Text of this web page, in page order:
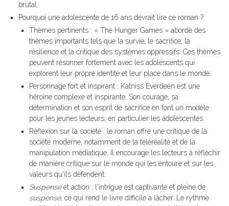
brutal.
Pourquoi une adolescente de 16 ans devrait lire ce roman ?
Thèmes pertinents : « The Hunger Games » aborde des
thèmes importants tels que la survie, le sacrifice, la
résilience et la critique des systèmes oppressifs. Ces thèmes
peuvent résonner fortement avec les adolescents qui
explorent leur propre identité et leur place dans le monde.
Personnage fort et inspirant : Katniss Everdeen est une
héroïne complexe et inspirante. Son courage, sa
détermination et son esprit de sacrifice en font un modèle
pour les jeunes lecteurs, en particulier les adolescentes.
Réflexion sur la société : le roman offre une critique de la
société moderne, notamment de la téléréalité et de la
manipulation médiatique. Il encourage les lecteurs à réfléchir
de manière critique sur le monde qui les entoure et sur les
valeurs qu'ils défendent.
Suspenseet action : l'intrigue est captivante et pleine de
suspense, ce qui rend le livre difficile à lâcher. Le rythme